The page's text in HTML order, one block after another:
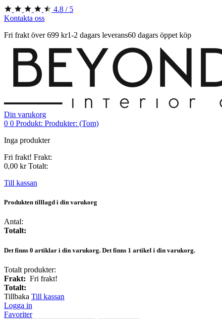
4.8 / 5
Kontakta oss
Fri frakt över 699 kr1-2 dagars leverans60 dagars öppet köp
Din varukorg
0 0 Produkt: Produkter: (Tom)
Inga produkter
Fri frakt! Frakt:
0,00 kr Totalt:
Till kassan
Produkten tilllagd i din varukorg
Antal:
Totalt:
Det finns 0 artiklar i din varukorg. Det finns 1 artikel i din varukorg.
Totalt produkter:
Frakt: Fri frakt!
Totalt:
Tillbaka Till kassan
Logga in
Favoriter